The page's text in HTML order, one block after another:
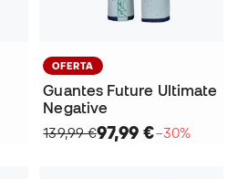
OFERTA
Guantes Future Ultimate
Negative
139,99 €97,99 €−30%